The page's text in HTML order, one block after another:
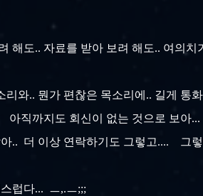
도.. 자료를 받아 보려 해도.. 여의치
와.. 뭔가 편찮은 목소리에.. 길게 통
직까지도 회신이 없는 것으로 보아
.. 더 이상 연락하기도 그렇고.... 그
럽다... ㅡ,.ㅡ;;;